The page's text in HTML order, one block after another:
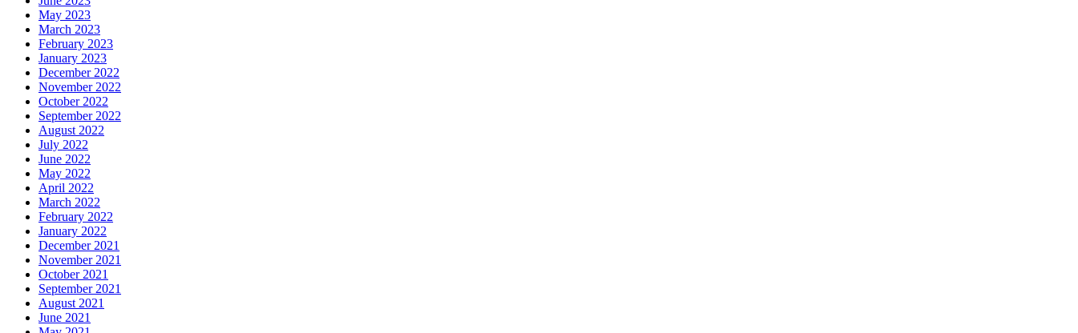
May 2023
March 2023
February 2023
January 2023
December 2022
November 2022
October 2022
September 2022
August 2022
July 2022
June 2022
May 2022
April 2022
March 2022
February 2022
January 2022
December 2021
November 2021
October 2021
September 2021
August 2021
June 2021